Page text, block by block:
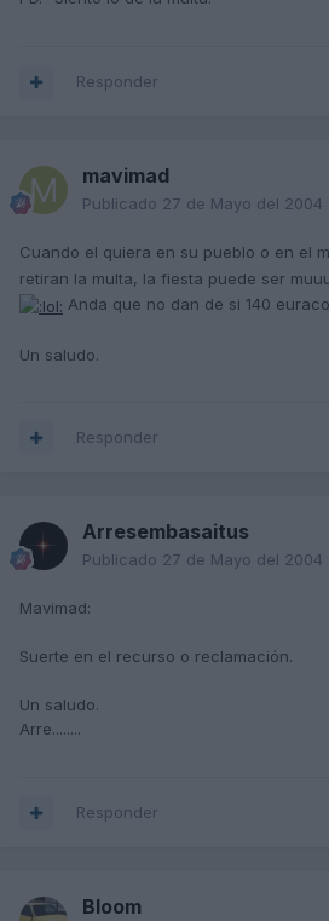
Responder
mavimad
Publicado 27 de Mayo del 2004
Cuando el quiera en su pueblo o en el
retiran la multa, la fiesta puede ser
Anda que no dan de si 140
Un saludo.
Responder
Arresembasaitus
Publicado 27 de Mayo del 2004
Mavimad:
Suerte en el recurso o reclamación.
Un saludo.
Arre........
Responder
Bloom